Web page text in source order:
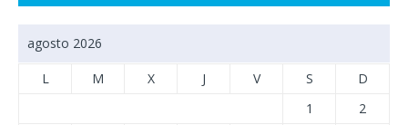
agosto 2026
L M X J V S
D
1
2